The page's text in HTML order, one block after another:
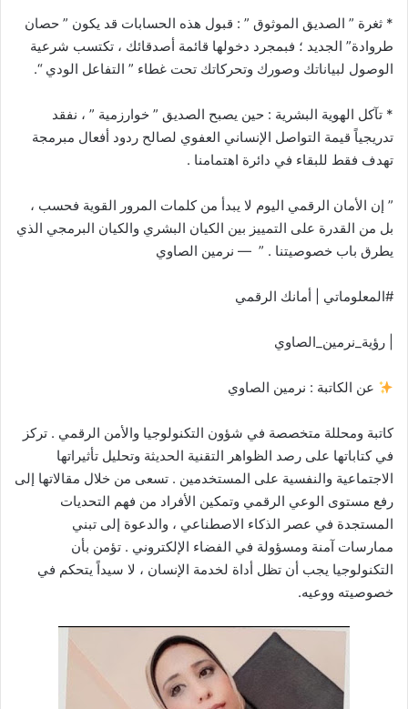
* ​ثغرة ” الصديق الموثوق ” : قبول هذه الحسابات قد يكون ” حصان
طروادة” الجديد ؛ فبمجرد دخولها قائمة أصدقائك ، تكتسب شرعية
الوصول لبياناتك وصورك وتحركاتك تحت غطاء ” التفاعل الودي “.
* ​تآكل الهوية البشرية : حين يصبح الصديق ” خوارزمية ” ، نفقد
تدريجياً قيمة التواصل الإنساني العفوي لصالح ردود أفعال مبرمجة
تهدف فقط للبقاء في دائرة اهتمامنا .
​” إن الأمان الرقمي اليوم لا يبدأ من كلمات المرور القوية فحسب ،
بل من القدرة على التمييز بين الكيان البشري والكيان البرمجي الذي
يطرق باب خصوصيتنا . ” — نرمين الصاوي
​#المعلوماتي | أمانك الرقمي
| رؤية_نرمين_الصاوي
عن الكاتبة : نرمين الصاوي
​كاتبة ومحللة متخصصة في شؤون التكنولوجيا والأمن الرقمي . تركز
في كتاباتها على رصد الظواهر التقنية الحديثة وتحليل تأثيراتها
الاجتماعية والنفسية على المستخدمين . تسعى من خلال مقالاتها إلى
رفع مستوى الوعي الرقمي وتمكين الأفراد من فهم التحديات
المستجدة في عصر الذكاء الاصطناعي ، والدعوة إلى تبني
ممارسات آمنة ومسؤولة في الفضاء الإلكتروني . تؤمن بأن
التكنولوجيا يجب أن تظل أداة لخدمة الإنسان ، لا سيداً يتحكم في
خصوصيته ووعيه.